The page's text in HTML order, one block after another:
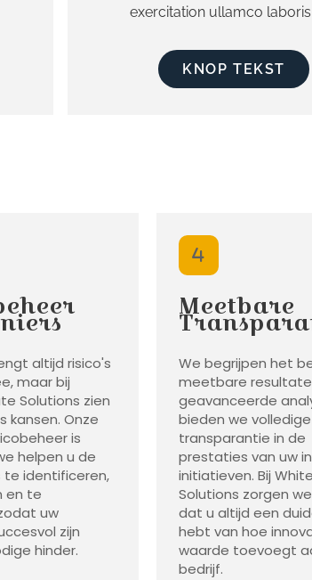
exercitation ullamco laboris
KNOP TEKST
altijd risico's
maar bij
Solutions zien
kansen. Onze
is
helpen u de
te identificeren,
en te
uw
zijn
hinder.
Meetbare
We begrijpen het
meetbare
geavanceerde
bieden we volledige
transparantie in de
prestaties van uw
initiatieven. Bij
Solutions zorgen
dat u altijd een
hebt van hoe
waarde toevoegt
bedrijf.